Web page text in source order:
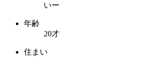
いー
年齢
20才
住まい